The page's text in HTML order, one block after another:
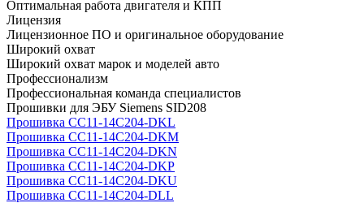
Оптимальная работа двигателя и КПП
Лицензия
Лицензионное ПО и оригинальное оборудование
Широкий охват
Широкий охват марок и моделей авто
Профессионализм
Профессиональная команда специалистов
Прошивки для ЭБУ Siemens SID208
Прошивка CC11-14C204-DKL
Прошивка CC11-14C204-DKM
Прошивка CC11-14C204-DKN
Прошивка CC11-14C204-DKP
Прошивка CC11-14C204-DKU
Прошивка CC11-14C204-DLL